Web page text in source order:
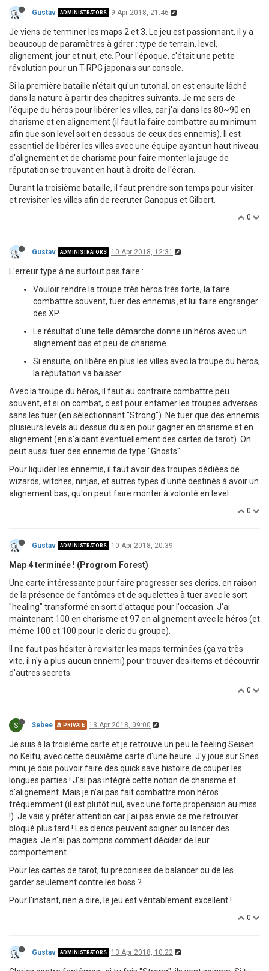
Gustav ADMINISTRATORS 9 Apr 2018, 21:46
Je viens de terminer les maps 2 et 3. Le jeu est passionnant, il y a
beaucoup de paramètres à gérer : type de terrain, level,
alignement, jour et nuit, etc. Pour l'époque, c'était une petite
révolution pour un T-RPG japonais sur console.
Si la première bataille n'était qu'un tutorial, on est ensuite lâché
dans la nature à partir des chapitres suivants. Je me sers de
l'équipe du héros pour libérer les villes, car j'ai dans les 80~90 en
charisme et en alignement (il faut la faire combattre au minimum
afin que son level soit en dessous de ceux des ennemis). Il est
essentiel de libérer les villes avec une équipe ayant un haut niveau
d'alignement et de charisme pour faire monter la jauge de
réputation se trouvant en haut à droite de l'écran.
Durant la troisième bataille, il faut prendre son temps pour visiter
et revisiter les villes afin de recruter Canopus et Gilbert.
0
Gustav ADMINISTRATORS 10 Apr 2018, 12:31
L'erreur type à ne surtout pas faire :
Vouloir rendre la troupe très héros très forte, la faire
combattre souvent, tuer des ennemis ,et lui faire engranger
des XP.
Le résultat d'une telle démarche donne un héros avec un
alignement bas et peu de charisme.
Si ensuite, on libère en plus les villes avec la troupe du héros,
la réputation va baisser.
Avec la troupe du héros, il faut au contraire combattre peu
souvent, et si on combat, c'est pour entamer les troupes adverses
sans les tuer (en sélectionnant "Strong"). Ne tuer que des ennemis
plusieurs levels au dessus du sien pour gagner en charisme et en
alignement (en s'aidant éventuellement des cartes de tarot). On
peut aussi tuer des ennemis de type "Ghosts".
Pour liquider les ennemis, il faut avoir des troupes dédiées de
wizards, witches, ninjas, et autres types d'unité destinés à avoir un
alignement bas, qu'on peut faire monter à volonté en level.
0
Gustav ADMINISTRATORS 10 Apr 2018, 20:39
Map 4 terminée ! (Progrom Forest)
Une carte intéressante pour faire progresser ses clerics, en raison
de la présence de fantômes et de squelettes à tuer avec le sort
"healing" transformé en sort d'attaque pour l'occasion. J'ai
maintenant 100 en charisme et 97 en alignement avec le héros (et
même 100 et 100 pour le cleric du groupe).
Il ne faut pas hésiter à revisiter les maps terminées (ça va très
vite, il n'y a plus aucun ennemi) pour trouver des items et découvrir
d'autres secrets.
0
S Sebee PRIVATE 13 Apr 2018, 09:00
Je suis à la troisième carte et je retrouve un peu le feeling Seisen
no Keifu, avec cette deuxième carte d'une heure. J'y joue sur Snes
mini, je dois pouvoir faire des quick save histoire de couper les
longues parties ! J'ai pas intégré cette notion de charisme et
d'alignement. Mais je n'ai pas fait combattre mon héros
fréquemment (il est plutôt nul, avec une forte propension au miss
!). Je vais y prêter attention car j'ai pas envie de me retrouver
bloqué plus tard ! Les clerics peuvent soigner ou lancer des
magies. Je n'ai pas compris comment décider de leur
comportement.
Pour les cartes de tarot, tu préconises de balancer ou de les
garder seulement contre les boss ?
Pour l'instant, rien a dire, le jeu est véritablement excellent !
0
Gustav ADMINISTRATORS 13 Apr 2018, 10:22